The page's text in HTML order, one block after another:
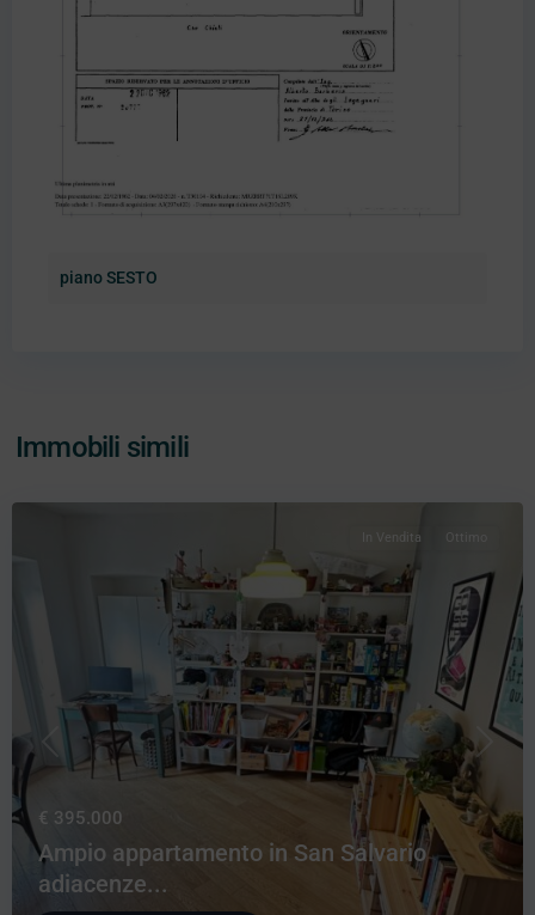
piano SESTO
Immobili simili
In Vendita Ottimo
Precedente
€ 395.000
Ampio appartamento in San Salvario
adiacenze...